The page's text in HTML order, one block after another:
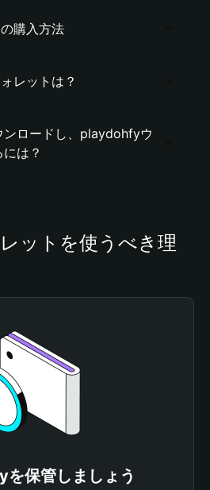
購入方法
レットは？
ロードし、playdohfyウ
は？
ットを使うべき理
保管しましょう